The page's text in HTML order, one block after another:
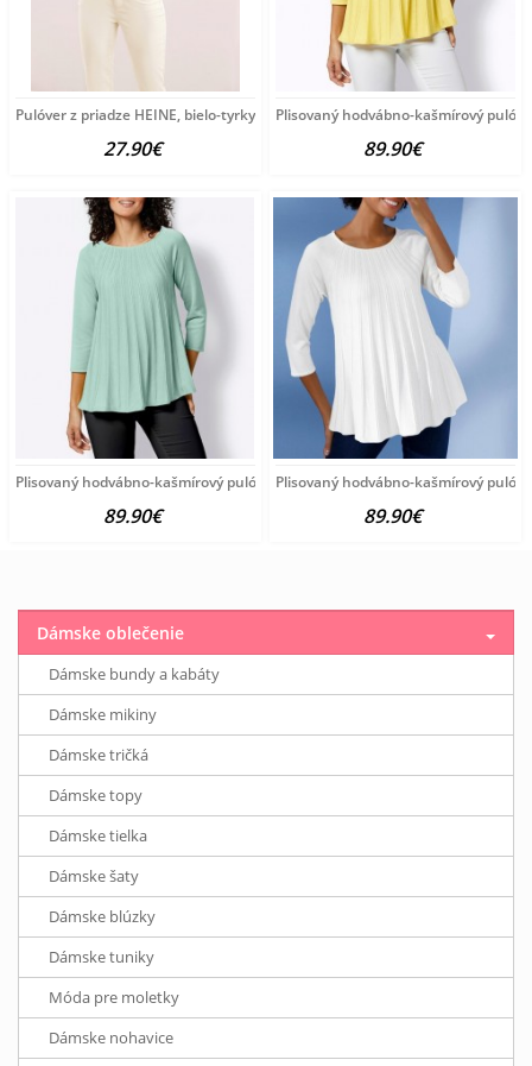
Pulóver z priadze HEINE, bielo-tyrkysový
27.90€
Plisovaný hodvábno-kašmírový
89.90€
Plisovaný hodvábno-kašmírový pulóver vzhľadom Création
89.90€
Plisovaný hodvábno-kašmírový
89.90€
Dámske oblečenie
Dámske bundy a kabáty
Dámske mikiny
Dámske tričká
Dámske topy
Dámske tielka
Dámske šaty
Dámske blúzky
Dámske tuniky
Móda pre moletky
Dámske nohavice